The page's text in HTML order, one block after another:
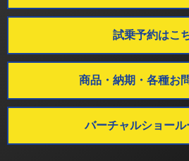
試乗予約はこ
商品・納期・各種お
バーチャルショール